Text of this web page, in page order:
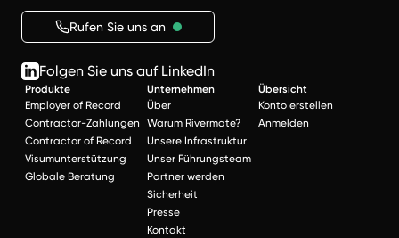
Rufen Sie uns an
Folgen Sie uns auf LinkedIn
Produkte
Employer of Record
Contractor-Zahlungen
Contractor of Record
Visumunterstützung
Globale Beratung
Unternehmen
Über
Warum Rivermate?
Unsere Infrastruktur
Unser Führungsteam
Partner werden
Sicherheit
Presse
Kontakt
Übersicht
Konto erstellen
Anmelden